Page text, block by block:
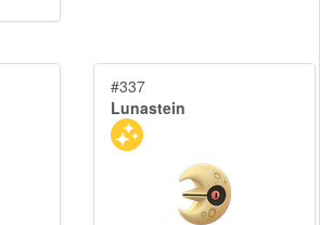
#337
Lunastein